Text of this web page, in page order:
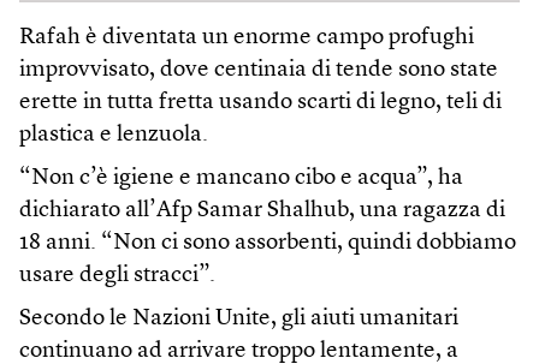
Rafah è diventata un enorme campo profughi
improvvisato, dove centinaia di tende sono state
erette in tutta fretta usando scarti di legno, teli di
plastica e lenzuola.
“Non c’è igiene e mancano cibo e acqua”, ha
dichiarato all’Afp Samar Shalhub, una ragazza di
18 anni. “Non ci sono assorbenti, quindi dobbiamo
usare degli stracci”.
Secondo le Nazioni Unite, gli aiuti umanitari
continuano ad arrivare troppo lentamente, a